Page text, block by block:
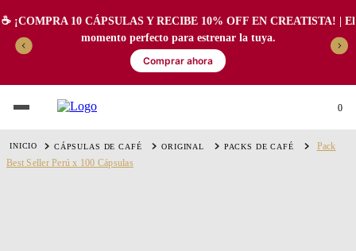
☕️ ¡COMPRA 10 CÁPSULAS Y RECIBE 10% OFF EN CREATISTA! | El
momento perfecto para estrenar la tuya.
Comprar ahora
0
CÁPSULAS DE CAFÉ ORIGINAL PACKS DE CAFÉ
Pack
Best Seller Perú x 100 Cápsulas